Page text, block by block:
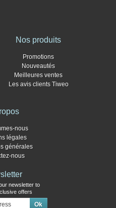
Nos produits
Promotions
Nouveautés
Meilleures ventes
Les avis clients Tiweo
nous
légales
générales
nous
newsletter to
offers